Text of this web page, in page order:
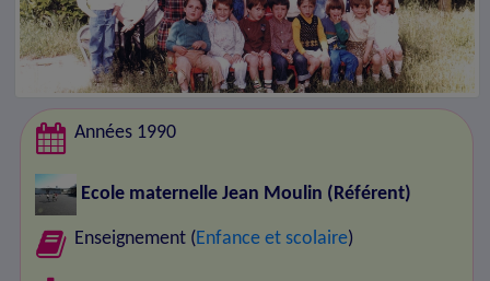
Années 1990
Ecole maternelle Jean Moulin (Référent)
Enseignement ( Enfance et scolaire)